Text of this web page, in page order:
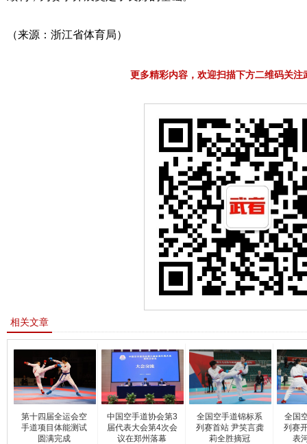
（来源：浙江省体育局）
更多精彩内容，欢迎扫描下方二维码关注
相关文章
第十四届全运会空
手道项目体能测试
圆满完成
中国空手道协会第3
届代表大会第4次会
议在郑州落幕
全国空手道锦标系
列赛首站 尹笑言龚
莉全胜摘冠
全国
列赛
表